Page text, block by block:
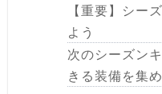
【重要】シー
よう
次のシーズン
きる装備を集